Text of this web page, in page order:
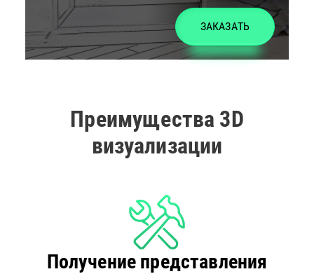
ЗАКАЗАТЬ
Преимущества 3D
визуализации
Получение представления